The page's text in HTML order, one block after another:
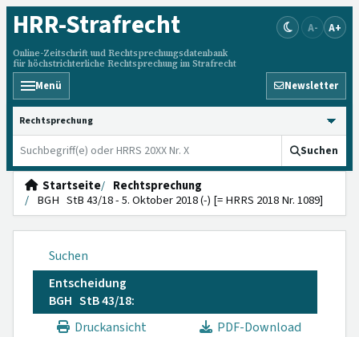
HRR-Strafrecht
Online-Zeitschrift und Rechtsprechungsdatenbank
für höchstrichterliche Rechtsprechung im Strafrecht
A- A+
Menü Newsletter
HRRS durchsuchen
Suchen
Startseite
Rechtsprechung
BGH StB 43/18 - 5. Oktober 2018 (-) [= HRRS 2018 Nr. 1089]
Suchen
Entscheidung
BGH StB 43/18:
Druckansicht
PDF-Download